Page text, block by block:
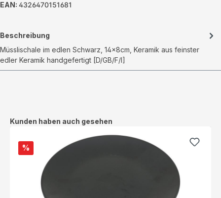
EAN: 4326470151681
Beschreibung
Müsslischale im edlen Schwarz, 14x8cm, Keramik aus feinster
edler Keramik handgefertigt [D/GB/F/I]
Produktgalerie überspringen
Kunden haben auch gesehen
%